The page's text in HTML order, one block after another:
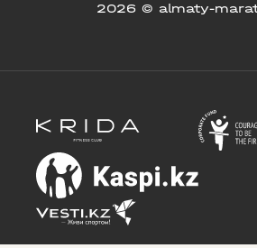
2026 © almaty-